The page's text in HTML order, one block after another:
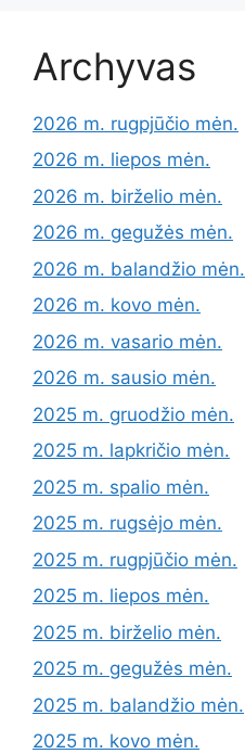
Archyvas
2026 m. rugpjūčio mėn.
2026 m. liepos mėn.
2026 m. birželio mėn.
2026 m. gegužės mėn.
2026 m. balandžio mėn.
2026 m. kovo mėn.
2026 m. vasario mėn.
2026 m. sausio mėn.
2025 m. gruodžio mėn.
2025 m. lapkričio mėn.
2025 m. spalio mėn.
2025 m. rugsėjo mėn.
2025 m. rugpjūčio mėn.
2025 m. liepos mėn.
2025 m. birželio mėn.
2025 m. gegužės mėn.
2025 m. balandžio mėn.
2025 m. kovo mėn.